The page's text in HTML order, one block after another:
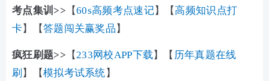
考点集训>> 【60s高频考点速记】【高频知识点打
卡】【答题闯关赢奖品 】
疯狂刷题>> 【233网校APP下载 】【 历年真题在线
刷 】【模拟考试系统 】